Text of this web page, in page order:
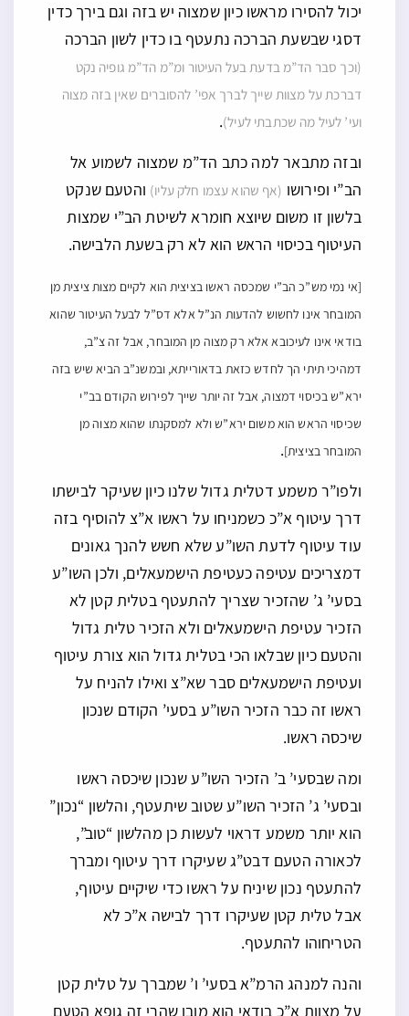
יכול להסירו מראשו כיון שמצוה יש בזה וגם בירך כדין
דסגי שבשעת הברכה נתעטף בו כדין לשון הברכה
(וכך סבר הד”מ בדעת בעל העיטור ומ”מ הד”מ גופיה נקט
דברכת על מצוות שייך לברך אפי’ להסוברים שאין בזה מצוה
ועי’ לעיל מה שכתבתי לעיל).
ובזה מתבאר למה כתב הד”מ שמצוה לשמוע אל
הב”י ופירושו (אף שהוא עצמו חלק עליו) והטעם שנקט
בלשון זו משום שיוצא חומרא לשיטת הב”י שמצות
העיטוף בכיסוי הראש הוא לא רק בשעת הלבישה.
[אי נמי מש”כ הב”י שמכסה ראשו בציצית הוא לקיים מצות ציצית מן
המובחר אינו לחשוש להדעות הנ”ל אלא דס”ל לבעל העיטור שהוא
בודאי אינו לעיכובא אלא רק מצוה מן המובחר, אבל זה צ”ב,
דמהיכי תיתי הך לחדש כזאת בדאורייתא, ובמשנ”ב הביא שיש בזה
ירא”ש בכיסוי דמצוה, אבל זה יותר שייך לפירוש הקודם בב”י
שכיסוי הראש הוא משום ירא”ש ולא למסקנתו שהוא מצוה מן
המובחר בציצית].
ולפו”ר משמע דטלית גדול שלנו כיון שעיקר לבישתו
דרך עיטוף א”כ כשמניחו על ראשו א”צ להוסיף בזה
עוד עיטוף לדעת השו”ע שלא חשש להנך גאונים
דמצריכים עטיפה כעטיפת הישמעאלים, ולכן השו”ע
בסעי’ ג’ שהזכיר שצריך להתעטף בטלית קטן לא
הזכיר עטיפת הישמעאלים ולא הזכיר טלית גדול
והטעם כיון שבלאו הכי בטלית גדול הוא צורת עיטוף
ועטיפת הישמעאלים סבר שא”צ ואילו להניח על
ראשו זה כבר הזכיר השו”ע בסעי’ הקודם שנכון
שיכסה ראשו.
ומה שבסעי’ ב’ הזכיר השו”ע שנכון שיכסה ראשו
ובסעי’ ג’ הזכיר השו”ע שטוב שיתעטף, והלשון “נכון”
הוא יותר משמע דראוי לעשות כן מהלשון “טוב”,
לכאורה הטעם דבט”ג שעיקרו דרך עיטוף ומברך
להתעטף נכון שיניח על ראשו כדי שיקיים עיטוף,
אבל טלית קטן שעיקרו דרך לבישה א”כ לא
הטריחוהו להתעטף.
והנה למנהג הרמ”א בסעי’ ו’ שמברך על טלית קטן
על מצוות א”כ בודאי הוא מובן שהרי זה גופא הטעם